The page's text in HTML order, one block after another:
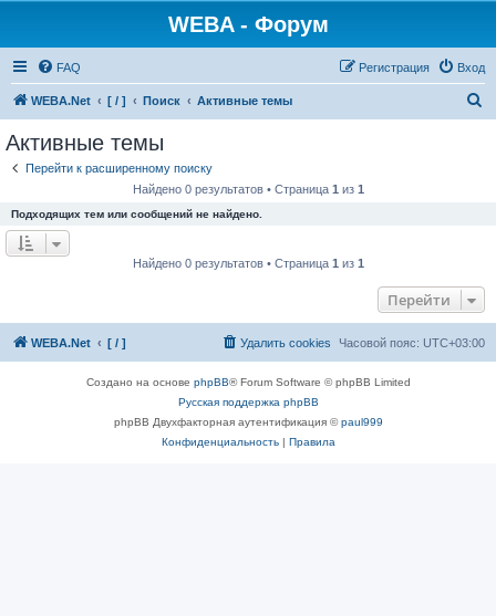
WEBA - Форум
FAQ Вход
Регистрация
WEBA.Net [ / ] Поиск Активные темы
Активные темы
Перейти к расширенному поиску
Найдено 0 результатов • Страница 1 из 1
Подходящих тем или сообщений не найдено.
Найдено 0 результатов • Страница 1 из 1
Перейти
WEBA.Net [ / ] Часовой пояс: UTC+03:00
Удалить cookies
Создано на основе phpBB® Forum Software © phpBB Limited
Русская поддержка phpBB
phpBB Двухфакторная аутентификация ©paul999
Конфиденциальность| Правила